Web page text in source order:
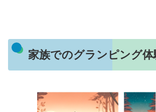
家族でのグランピング体